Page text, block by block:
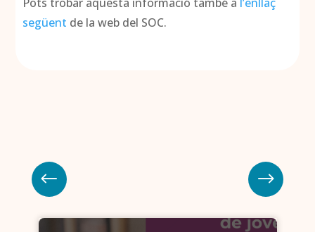
següent de la web del SOC.